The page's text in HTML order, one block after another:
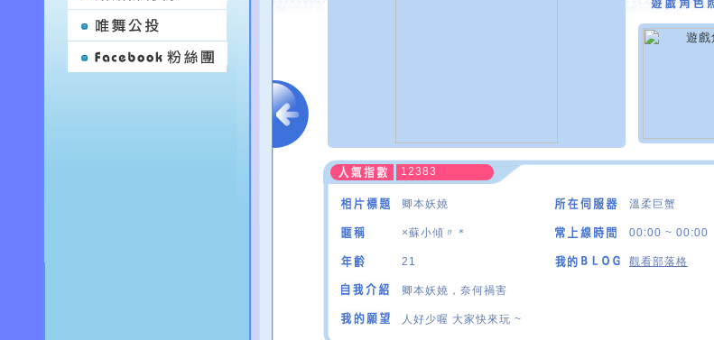
12383
卿本妖嬈 溫柔巨蟹
×蘇小傾〃＊ 00:00 ~ 00:00
21 觀看部落格
卿本妖嬈，奈何禍害
人好少喔 大家快來玩 ~